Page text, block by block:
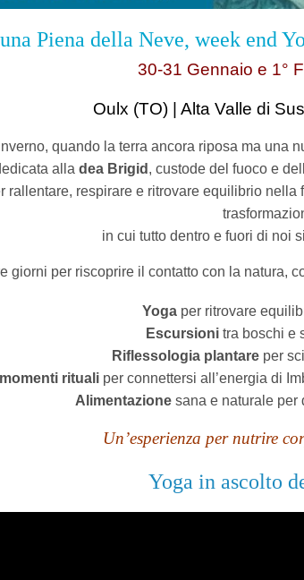
Piena della Neve, week end
30-31 Gennaio e 1°
Oulx (TO) | Alta Valle di
quando la terra ancora riposa ma una
alladea Brigid , custode del fuoco e
rallentare, respirare e ritrovare equilibrio nella
in cui tutto dentro e fuori di noi
giorni per riscoprire il contatto con la natura,
Yogaper ritrovare
Escursionitra boschi e
Riflessologia plantare per
rituali per connettersi all’energia di
Alimentazione sana e naturale per
Un’esperienza per nutrire
Yoga in ascolto